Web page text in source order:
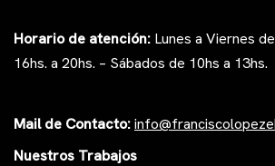
Horario de atención: Lunes a Viernes
16hs. a 20hs. – Sábados de 10hs a 13hs.
Mail de Contacto:i
Nuestros Trabajos